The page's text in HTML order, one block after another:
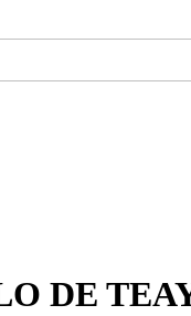
DE